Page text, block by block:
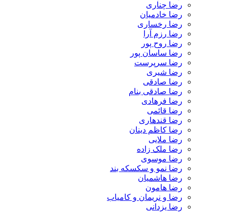
رضا چناری
رضا خادمیان
رضا رخساری
رضا رزم آرا
رضا روح پور
رضا ساسان پور
رضا سرپرست
رضا شیری
رضا صادقی
رضا صادقی بنام
رضا فرهادی
رضا قائمی
رضا قندهاری
رضا کاظم دینان
رضا ملایی
رضا ملک زاده
رضا موسوی
رضا نمو و سکسکه بند
رضا هاشمیان
رضا هامون
رضا و نریمان و کامیاب
رضا یزدانی